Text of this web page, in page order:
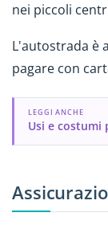
nei piccoli
L'autostrada è
pagare con
LEGGI ANCHE
Usi e costumi